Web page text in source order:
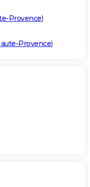
Provence)
Provence)